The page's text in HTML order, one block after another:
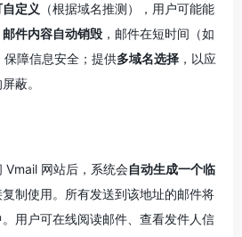
定义
（根据域名推测），用户可能能
邮件内容自动销毁 ，邮件在短时间（如
障信息安全；提供多域名选择 ，以应
蔽。
Vmail 网站后，系统会自动生成一个临
复制使用。所有发送到该地址的邮件将
。用户可在线阅读邮件、查看发件人信